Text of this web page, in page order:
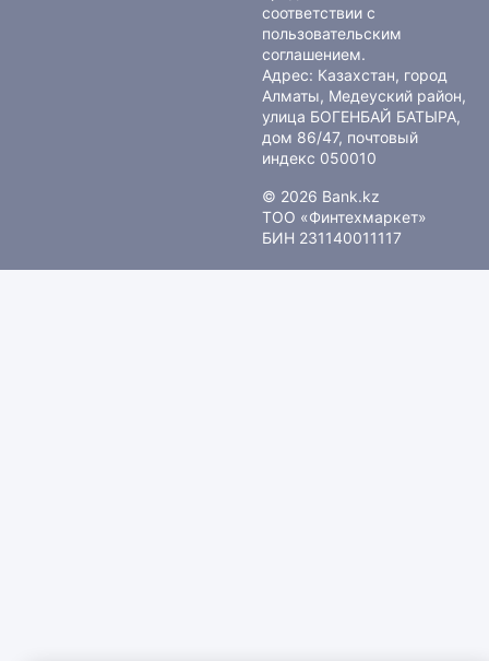
соответствии с
пользовательским
соглашением.
Адрес: Казахстан, город
Алматы, Медеуский район,
улица БОГЕНБАЙ БАТЫРА,
дом 86/47, почтовый
индекс 050010
© 2026 Bank.kz
ТОО «Финтехмаркет»
БИН 231140011117